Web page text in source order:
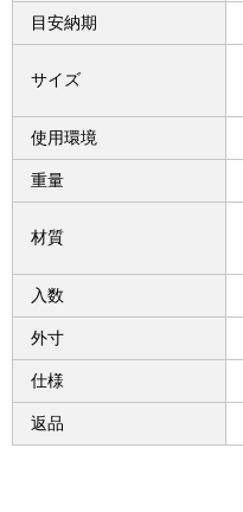
目安納期
サイズ
使用環境
重量
材質
入数
外寸
仕様
返品